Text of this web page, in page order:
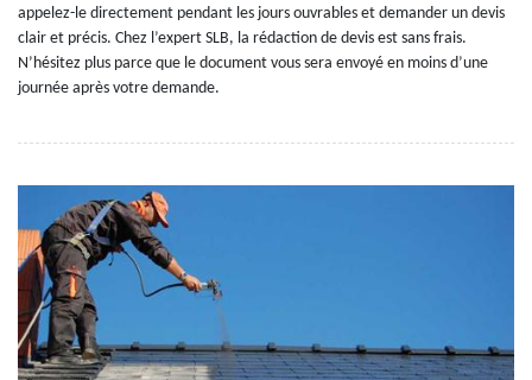
appelez-le directement pendant les jours ouvrables et demander un devis
clair et précis. Chez l’expert SLB, la rédaction de devis est sans frais.
N’hésitez plus parce que le document vous sera envoyé en moins d’une
journée après votre demande.